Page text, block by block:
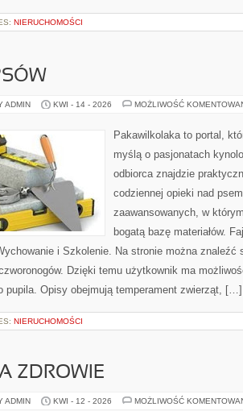
NIERUCHOMOŚCI
ADMIN KWI - 14 - 2026 MOŻLIWOŚĆ
Pakawilkolaka to portal,
myślą o pasjonatach
odbiorca znajdzie
codziennej opieki nad
zaawansowanych, w
bogatą bazę materiałów.
i Szkolenie. Na stronie można znaleźć
Dzięki temu użytkownik ma
pupila. Opisy obejmują temperament zwierząt, […]
NIERUCHOMOŚCI
ZDROWIE
ADMIN KWI - 12 - 2026 MOŻLIWOŚĆ